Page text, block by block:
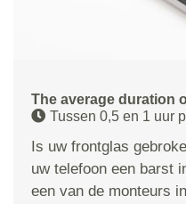
The average duration
Tussen 0,5 en 1 uur
Is uw frontglas
uw telefoon een barst
een van de monteurs